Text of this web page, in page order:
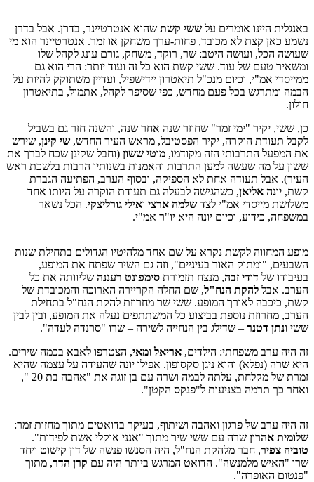
באנגלית היינו אומרים על ששי קשת שהוא אנטרטיינר, בדרן. אבל בדרן
נשמע כאן קצת לא מכובד, פחות-ערך משחקן או זמר. אנטרטיינר הוא מי
שעושה הכל, ועושה היטב: שר, רוקד, משחק, גורם עונג לקהל שלו
ומשאיר טעם של עוד. ששי קשת הוא כל זה ועוד יותר: הרי הוא גם
ממייסדי אמ"י, וכיום מנכ"ל תיאטרון יידישפיל, ועדיין משתוקק להיות על
הבמה ומתרגש בכל פעם מחדש, כפי שסיפר לקהל, אתמול, בתיאטרון
חולון.
כן, ששי, יקיר "ימי זמר" שחוזר שנה אחר שנה, והשנה חזר גם בשביל
לקבל תעודת הוקרה, יקיר הפסטיבל, מראש העיר החדש, שי קינן, שירש
את המפעל התרבותי הזה מקודמו, מוטי ששון (וחבל שקינן שכח לברך את
ששון על מה שעשה למען התרבות והאמנות בשנותיו הרבות בלשכת ראש
העיר). אבל תעודה אחת לא הספיקה, ובסוף הערב, הפתיעה הגברת
קשת, יונה אליאן, כשהגישה לבעלה גם תעודת הוקרה על היותו אחד
משלושת מייסדי אמ"י לצד שלמה ארצי ואילי גורליצקי. הכל נשאר
במשפחה, כידוע, וכיום יונה היא יו"ר אמ"י.
מופע המחווה לקשת נקרא על שם אחד מלהיטיו הגדולים בתחילת שנות
השבעים, "ומתוק האור בעיניים", וזה גם השיר שפתח את המופע,
בעיבודו של דודי זבה, מנצח תזמורת סימפונט רעננה שליוותה את כל
הערב. אבל להקת הנח"ל, שם החלה הקריירה הארוכה והמכובדת של
קשת, כיכבה לאורך המופע. ששי שר מחרוזת להקת הנח"ל בתחילת
הערב, מחרוזת נוספת בביצוע כל המשתתפים נעלה את המופע, ובין לבין
ששי ונתן דטנר – שדילג בין הנחייה לשירה – שרו "סרנדה לעדה".
זה היה ערב משפחתי: הילדים, אריאל ומאי, הצטרפו לאבא בכמה שירים.
היא שרה (נפלא) והוא ניגן סקסופון. אפילו יונה שהעידה על עצמה שהיא
זמרת של מקלחת, עלתה לבמה ושרה עם בן זוגה את "אהבה בת 20 ",
ואחר כך תרמה בצניעות ל"פנקס הקטן".
זה היה ערב של פרגון ואהבה ושיתוף, בעיקר בדואטים מתוך מחזות זמר:
שלומית אהרון שרה עם ששי שיר מתוך "אנני אוקלי אשת לפידות".
טוביה צפיר, חבר מלהקת הנח"ל, היה הסנשו פנשה של דון קישוט ויחד
שרו "האיש מלמנשה". הדואט המרגש ביותר היה עם קרן הדר, מתוך
"פנטום האופרה".